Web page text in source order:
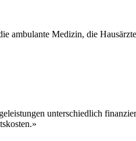
ambulante Medizin, die
unterschiedlich